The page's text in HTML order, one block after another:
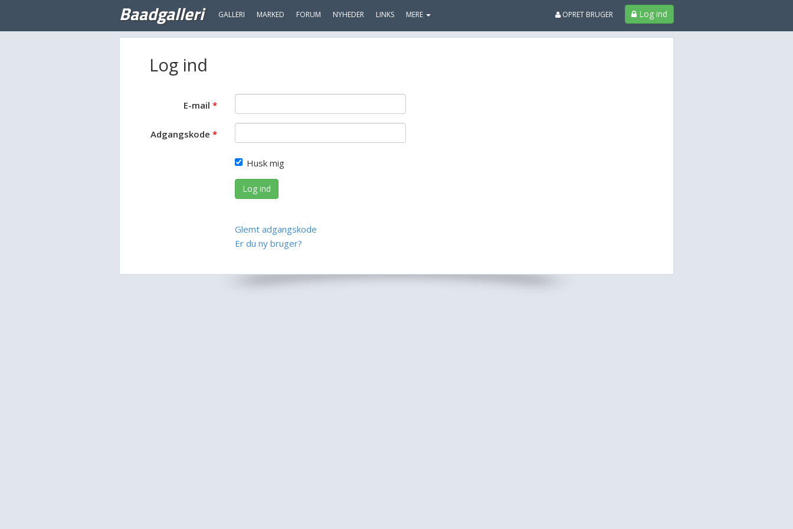
Baadgalleri GALLERI MARKED FORUM NYHEDER LINKS MERE Log ind
OPRET BRUGER
Log ind
E-mail
Adgangskode
Husk mig
Log ind
Glemt adgangskode
Er du ny bruger?